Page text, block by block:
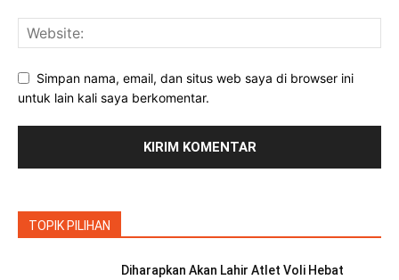
Simpan nama, email, dan situs web saya di browser ini
untuk lain kali saya berkomentar.
TOPIK PILIHAN
Diharapkan Akan Lahir Atlet Voli Hebat